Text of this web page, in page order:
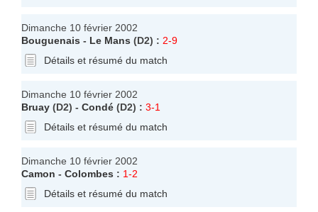
Dimanche 10 février 2002
Bouguenais - Le Mans (D2) : 2-9
Détails et résumé du match
Dimanche 10 février 2002
Bruay (D2) - Condé (D2) : 3-1
Détails et résumé du match
Dimanche 10 février 2002
Camon - Colombes : 1-2
Détails et résumé du match